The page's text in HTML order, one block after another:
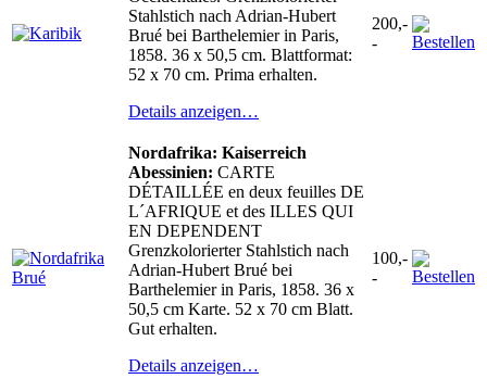
Stahlstich nach Adrian-Hubert
Brué bei Barthelemier in Paris,
1858. 36 x 50,5 cm. Blattformat:
52 x 70 cm. Prima erhalten.
Details anzeigen…
200,-
-
Nordafrika: Kaiserreich
Abessinien: CARTE
DÉTAILLÉE en deux feuilles DE
L´AFRIQUE et des ILLES QUI
EN DEPENDENT
Grenzkolorierter Stahlstich nach
Adrian-Hubert Brué bei
Barthelemier in Paris, 1858. 36 x
50,5 cm Karte. 52 x 70 cm Blatt.
Gut erhalten.
Details anzeigen…
100,-
-